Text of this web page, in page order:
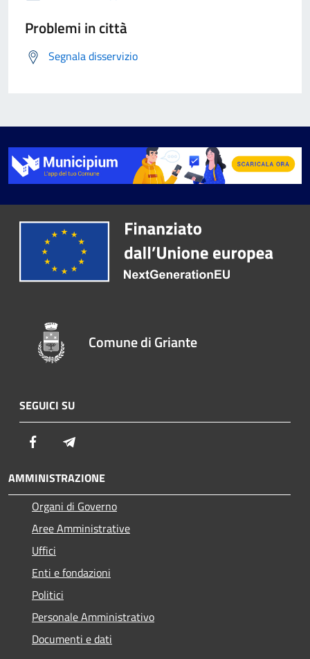
Problemi in città
Segnala disservizio
Comune di Griante
SEGUICI SU
Facebook
AMMINISTRAZIONE
Organi di Governo
Aree Amministrative
Uffici
Enti e fondazioni
Politici
Personale Amministrativo
Documenti e dati